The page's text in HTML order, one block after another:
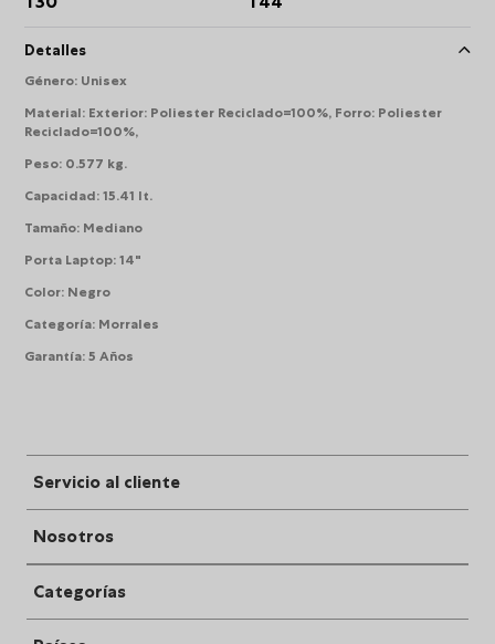
Detalles
Género: Unisex
Material: Exterior: Poliester Reciclado=100%, Forro: Poliester
Reciclado=100%,
Peso: 0.577 kg.
Capacidad:15.41 lt.
Tamaño: Mediano
Porta Laptop:14"
Color: Negro
Categoría: Morrales
Garantía:5 Años
Servicio al cliente
Nosotros
Categorías